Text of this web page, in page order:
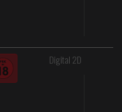
Digital 2D